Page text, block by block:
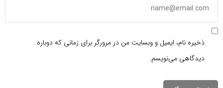
ذخیره نام، ایمیل و وبسایت من در مرورگر برای زمانی که دوباره
دیدگاهی می‌نویسم.